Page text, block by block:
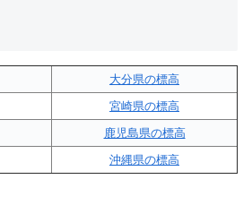
大分県の標高
宮崎県の標高
鹿児島県の標高
沖縄県の標高